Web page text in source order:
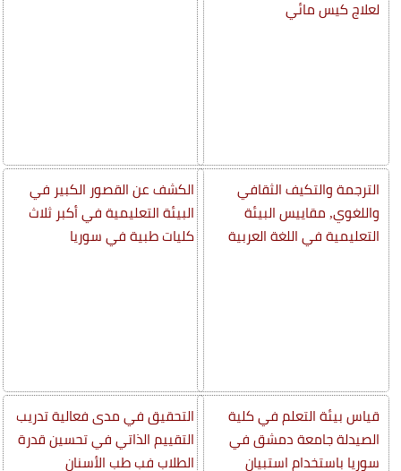
لعلاج كيس مائي
الترجمة والتكيف الثقافي
واللغوي, مقاييس البيئة
التعليمية في اللغة العربية
قياس بيئة التعلم في كلية
الصيدلة جامعة دمشق في
سوريا باستخدام استبيان
الكشف عن القصور الكبير في
البيئة التعليمية في أكبر ثلاث
كليات طبية في سوريا
التحقيق في مدى فعالية تدريب
التقييم الذاتي في تحسين قدرة
الطلاب فب طب الأسنان